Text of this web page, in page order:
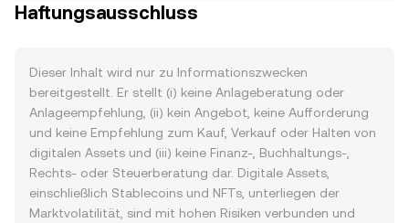
Haftungsausschluss
Dieser Inhalt wird nur zu Informationszwecken
bereitgestellt. Er stellt (i) keine Anlageberatung oder
Anlageempfehlung, (ii) kein Angebot, keine Aufforderung
und keine Empfehlung zum Kauf, Verkauf oder Halten von
digitalen Assets und (iii) keine Finanz-, Buchhaltungs-,
Rechts- oder Steuerberatung dar. Digitale Assets,
einschließlich Stablecoins und NFTs, unterliegen der
Marktvolatilität, sind mit hohen Risiken verbunden und